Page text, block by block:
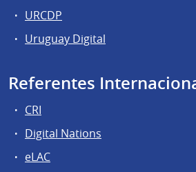
URCDP
Uruguay Digital
Referentes
CRI
Digital Nations
eLAC